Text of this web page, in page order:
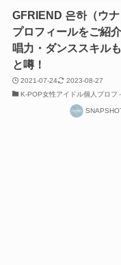
GFRIEND 은하（ウ
プロフィールをご紹
唱力・ダンススキル
と噂！
2021-07-24
2023-08-27
K-POP女性アイドル個人プロフ